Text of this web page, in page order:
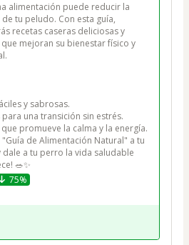
alimentación puede reducir la
tu peludo. Con esta guía,
recetas caseras deliciosas y
mejoran su bienestar físico y
y sabrosas.
para una transición sin estrés.
promueve la calma y la energía.
"Guía de Alimentación Natural" a tu
dale a tu perro la vida saludable
🥗✨
75%